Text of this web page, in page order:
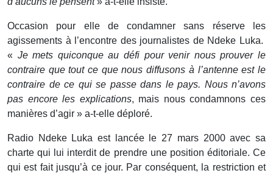
Occasion pour elle de condamner sans réserve les
agissements à l’encontre des journalistes de Ndeke Luka.
« Je mets quiconque au défi pour venir nous prouver le
contraire que tout ce que nous diffusons à l’antenne est le
contraire de ce qui se passe dans le pays. Nous n’avons
pas encore les explications, mais nous condamnons ces
manières d’agir » a-t-elle déploré.
Radio Ndeke Luka est lancée le 27 mars 2000 avec sa
charte qui lui interdit de prendre une position éditoriale. Ce
qui est fait jusqu’à ce jour. Par conséquent, la restriction et